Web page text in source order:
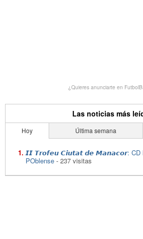
¿Quieres anunciarte en
Las noticias más
Hoy Última semana
𝙄𝙄 𝙏𝙧𝙤𝙛𝙚𝙪 𝘾𝙞𝙪𝙩𝙖𝙩 𝙙𝙚 𝙈𝙖𝙣𝙖𝙘𝙤𝙧: CD
POblense - 237 visitas